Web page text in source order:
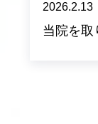
2026.2.13
当院を取